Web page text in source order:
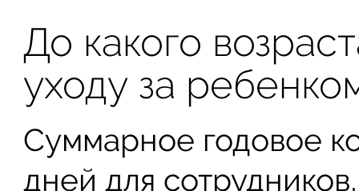
До какого
уходу за
Суммарное годовое
дней для